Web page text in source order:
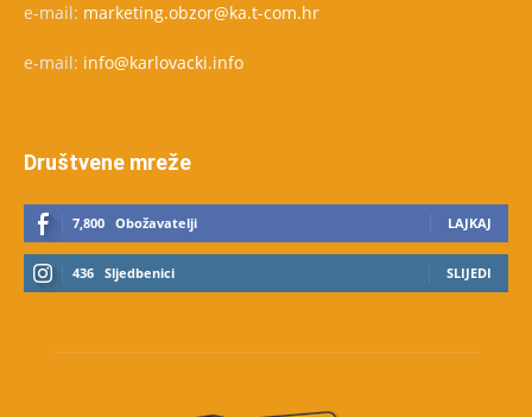
e-mail: marketing.obzor@ka.t-com.hr
e-mail: info@karlovacki.info
Društvene mreže
7,800 Obožavatelji LAJKAJ
436 Sljedbenici SLIJEDI